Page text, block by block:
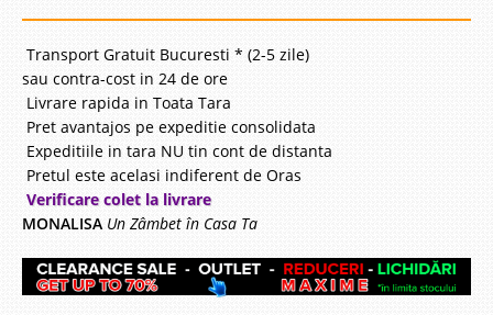
Transport Gratuit Bucuresti * (2-5 zile)
sau contra-cost in 24 de ore
Livrare rapida in Toata Tara
Pret avantajos pe expeditie consolidata
Expeditiile in tara NU tin cont de distanta
Pretul este acelasi indiferent de Oras
Verificare colet la livrare
MONALISA Un Zâmbet în Casa Ta